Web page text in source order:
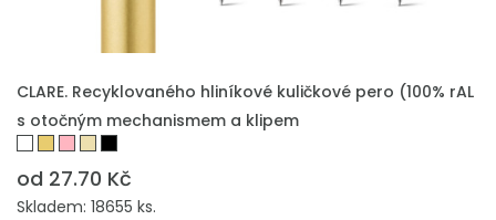
PŘIDAT DO POPTÁVKY
CLARE. Recyklovaného hliníkové kuličkové pero (100% rAL
s otočným mechanismem a klipem
od 27.70 Kč
Skladem: 18655 ks.